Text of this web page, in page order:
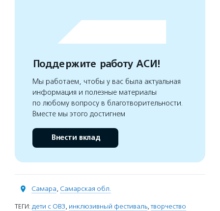
Поддержите работу АСИ!
Мы работаем, чтобы у вас была актуальная
информация и полезные материалы
по любому вопросу в благотворительности.
Вместе мы этого достигнем
Внести вклад
Самара, Самарская обл.
ТЕГИ: дети с ОВЗ, инклюзивный фестиваль,творчество